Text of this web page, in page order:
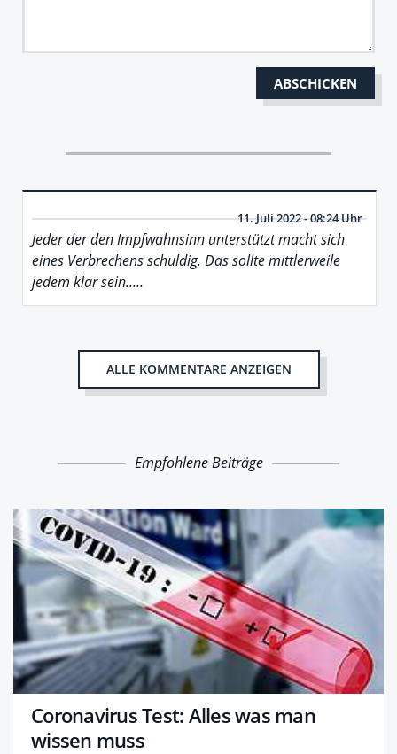
11. Juli 2022 - 08:24 Uhr
Jeder der den Impfwahnsinn unterstützt macht sich
eines Verbrechens schuldig. Das sollte mittlerweile
jedem klar sein.....
ALLE KOMMENTARE ANZEIGEN
Empfohlene Beiträge
Coronavirus Test: Alles was man
wissen muss